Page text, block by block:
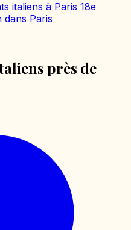
italiens à Paris 18e
dans Paris
près de